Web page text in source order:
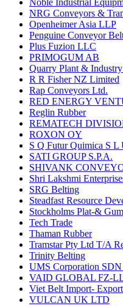
Noble Industrial
NRG Conveyors &
Openheimer Asia LLP
Penguine Conveyor
Plus Fuzion LLC
PRIMOGUM AB
Quarry Plant &
R R Fisher NZ Limited
Rap Conveyors Ltd.
RED ENERGY
Reglin Rubber
REMATECH
ROXON OY
S Q Futur Quimica S L
SATI GROUP S.P.A.
SHIVANK
Shri Lakshmi
SRG Belting
Steadfast Resource
Stockholms Plat-&
Tech Trade
Thaman Rubber
Tramstar Pty Ltd T/A
Trinity Belting
UMS Corporation
VAID GLOBAL FZ-
Viet Belt Import-
VULCAN UK LTD